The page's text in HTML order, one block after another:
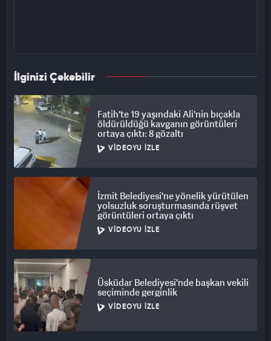
İlginizi Çekebilir
Fatih'te 19 yaşındaki Ali'nin bıçakla
öldürüldüğü kavganın görüntüleri
ortaya çıktı: 8 gözaltı
VIDEOYU İZLE
İzmit Belediyesi'ne yönelik yürütülen
yolsuzluk soruşturmasında rüşvet
görüntüleri ortaya çıktı
VIDEOYU İZLE
Üsküdar Belediyesi'nde başkan vekili
seçiminde gerginlik
VIDEOYU İZLE